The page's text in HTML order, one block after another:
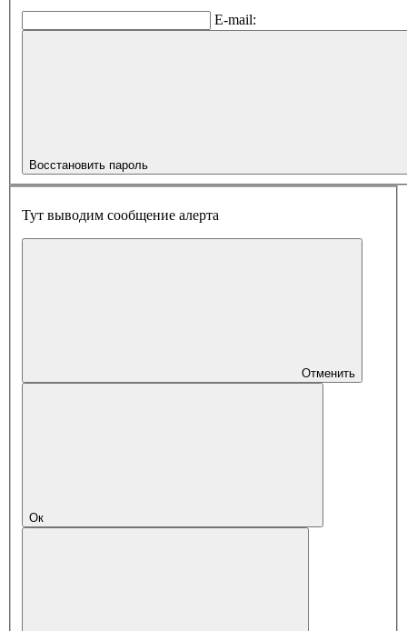
E-mail:
Восстановить пароль
Тут выводим сообщение алерта
Отменить
Ок